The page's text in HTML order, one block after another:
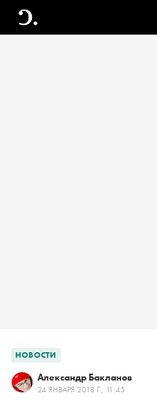
НОВОСТИ
Александр Бакланов
24 ЯНВАРЯ 2018 Г., 11:45